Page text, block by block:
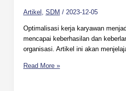
Artikel , SDM / 2023-12-05
Optimalisasi kerja karyawan
mencapai keberhasilan dan
organisasi. Artikel ini akan
Read More »